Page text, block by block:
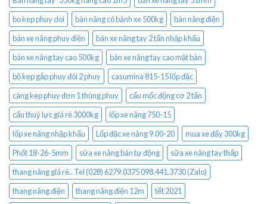
bo kep phuy doi
bàn nâng có bánh xe 500kg
bàn nâng điện
bán xe nâng phuy điện
bán xe nâng tay 2 tấn nhập khẩu
bán xe nâng tay cao 500kg
bán xe nâng tay cao mặt bàn
bộ kẹp gắp phuy đôi 2 phuy
casumina 815-15 lốp đặc
càng kẹp phuy đơn 1 thùng phuy
cẩu mốc động cơ 2 tấn
cẩu thuỷ lực giá rẻ 3000kg
lốp xe nâng 750-15
lốp xe nâng nhập khẩu
Lốp đặc xe nâng 9.00-20
mua xe đẩy 300kg
Phốt 18-26-5mm
sửa xe nâng bán tự động
sữa xe nâng tay thấp
thang nâng giá rẻ.. Tel (028) 6279.0375 098.441.3730 (Zalo)
thang nâng điện
thang nâng điện 12m
tết 2021